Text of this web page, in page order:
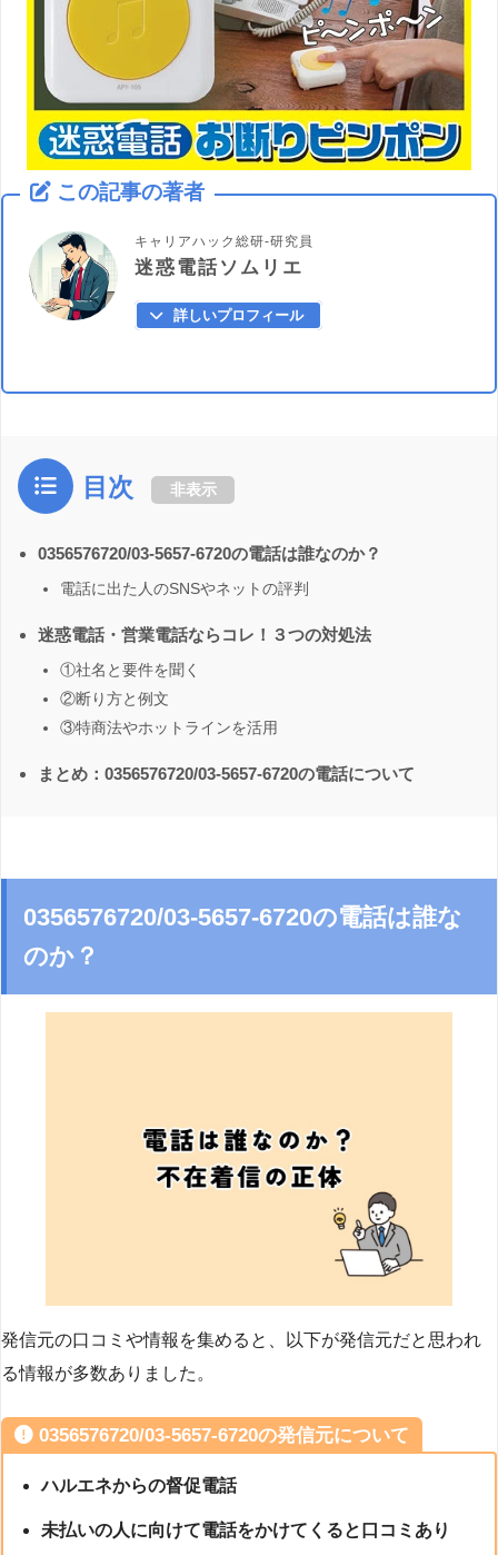
この記事の著者
キャリアハック総研-研究員
迷惑電話ソムリエ
詳しいプロフィール
目次 非表示
0356576720/03-5657-6720の電話は誰なのか？
電話に出た人のSNSやネットの評判
迷惑電話・営業電話ならコレ！３つの対処法
①社名と要件を聞く
②断り方と例文
③特商法やホットラインを活用
まとめ：0356576720/03-5657-6720の電話について
0356576720/03-5657-6720の電話は誰な
のか？
発信元の口コミや情報を集めると、以下が発信元だと思われ
る情報が多数ありました。
0356576720/03-5657-6720の発信元について
ハルエネからの督促電話
未払いの人に向けて電話をかけてくると口コミあり